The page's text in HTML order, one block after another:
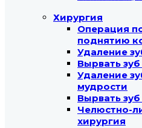
Хирургия
Операция
поднятию
Удаление
Вырвать
Удаление
мудрости
Вырвать
Челюстно-
хирургия